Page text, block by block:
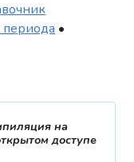
•
на
доступе